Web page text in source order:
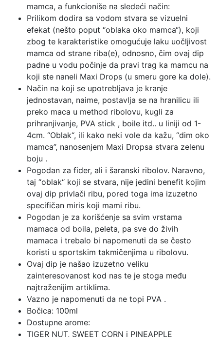
mamca, a funkcioniše na sledeći način:
Prilikom dodira sa vodom stvara se vizuelni
efekat (nešto poput “oblaka oko mamca“), koji
zbog te karakteristike omogućuje laku uočljivost
mamca od strane riba(e), odnosno, čim ovaj dip
padne u vodu počinje da pravi trag ka mamcu na
koji ste naneli Maxi Drops (u smeru gore ka dole).
Način na koji se upotrebljava je kranje
jednostavan, naime, postavlja se na hranilicu ili
preko maca u method ribolovu, kugli za
prihranjivanje, PVA stick , boile itd.. u liniji od 1-
4cm. “Oblak“, ili kako neki vole da kažu, “dim oko
mamca”, nanosenjem Maxi Dropsa stvara zelenu
boju .
Pogodan za fider, ali i šaranski ribolov. Naravno,
taj “oblak“ koji se stvara, nije jedini benefit kojim
ovaj dip privlači ribu, pored toga ima izuzetno
specifičan miris koji mami ribu.
Pogodan je za korišćenje sa svim vrstama
mamaca od boila, peleta, pa sve do živih
mamaca i trebalo bi napomenuti da se često
koristi u sportskim takmičenjima u ribolovu.
Ovaj dip je našao izuzetno veliku
zainteresovanost kod nas te je stoga među
najtraženijim artiklima.
Vazno je napomenuti da ne topi PVA .
Bočica: 100ml
Dostupne arome:
TIGER NUT, SWEET CORN i PINEAPPLE